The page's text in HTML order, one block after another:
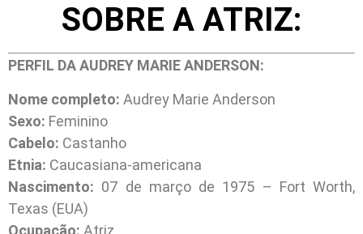
SOBRE A ATRIZ:
PERFIL DA AUDREY MARIE ANDERSON:
Nome completo: Audrey Marie Anderson
Sexo: Feminino
Cabelo: Castanho
Etnia: Caucasiana-americana
Nascimento: 07 de março de 1975 – Fort Worth,
Texas (EUA)
Ocupação: Atriz